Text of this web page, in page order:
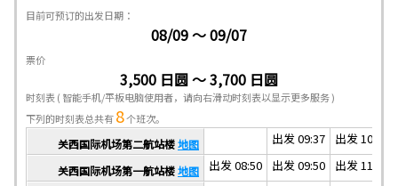
目前可预订的出发日期：
08/09 ～ 09/07
票价
3,500 日圆 ～ 3,700 日圆
时刻表( 智能手机/平板电脑使用者，请向右滑动时刻表以显示更多服务 )
下列的时刻表总共有8个班次。
关西国际机场第二航站楼地图 出发 09:37 出发 10:57
关西国际机场第一航站楼地图 出发 08:50 出发 09:50
出发 11:10